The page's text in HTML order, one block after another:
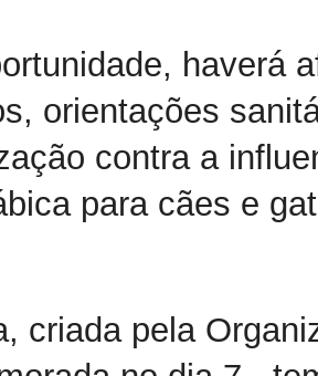
haverá
orientações
contra a
para cães e
criada pela